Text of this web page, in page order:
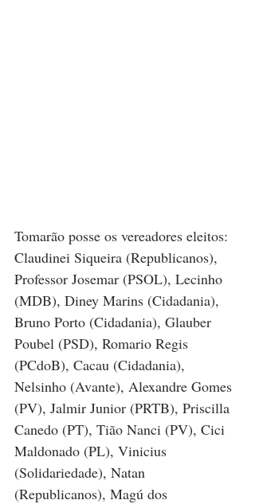
Tomarão posse os vereadores eleitos:
Claudinei Siqueira (Republicanos),
Professor Josemar (PSOL), Lecinho
(MDB), Diney Marins (Cidadania),
Bruno Porto (Cidadania), Glauber
Poubel (PSD), Romario Regis
(PCdoB), Cacau (Cidadania),
Nelsinho (Avante), Alexandre Gomes
(PV), Jalmir Junior (PRTB), Priscilla
Canedo (PT), Tião Nanci (PV), Cici
Maldonado (PL), Vinicius
(Solidariedade), Natan
(Republicanos), Magú dos